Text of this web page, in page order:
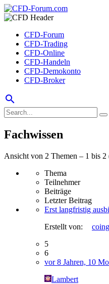
CFD-Forum
CFD-Trading
CFD-Online
CFD-Handeln
CFD-Demokonto
CFD-Broker
search
Fachwissen
Ansicht von 2 Themen – 1 bis 2
Thema
Teilnehmer
Beiträge
Letzter Beitrag
Erst langfristig
Erstellt von:
5
6
vor 8 Jahren, 10
Lambert